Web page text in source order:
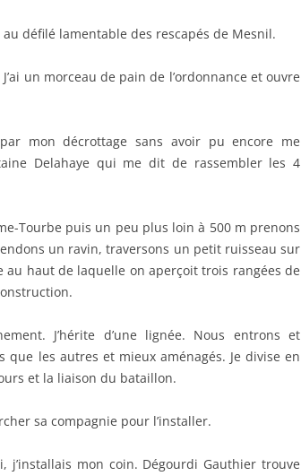
défilé lamentable des rescapés de Mesnil.
un morceau de pain de l’ordonnance et ouvre
mon décrottage sans avoir pu encore me
Delahaye qui me dit de rassembler les 4
Tourbe puis un peu plus loin à 500 m prenons
un ravin, traversons un petit ruisseau sur
haut de laquelle on aperçoit trois rangées de
J’hérite d’une lignée. Nous entrons et
que les autres et mieux aménagés. Je divise en
et la liaison du bataillon.
sa compagnie pour l’installer.
j’installais mon coin. Dégourdi Gauthier trouve